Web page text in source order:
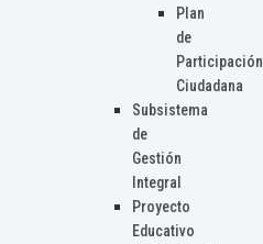
Plan
de
Participación
Ciudadana
Subsistema
de
Gestión
Integral
Proyecto
Educativo